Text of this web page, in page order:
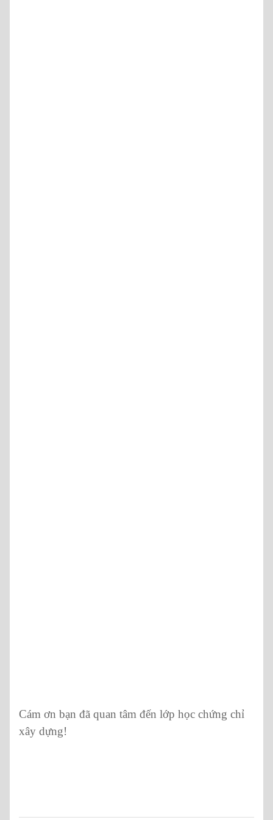
Cám ơn bạn đã quan tâm đến lớp học chứng chỉ
xây dựng!